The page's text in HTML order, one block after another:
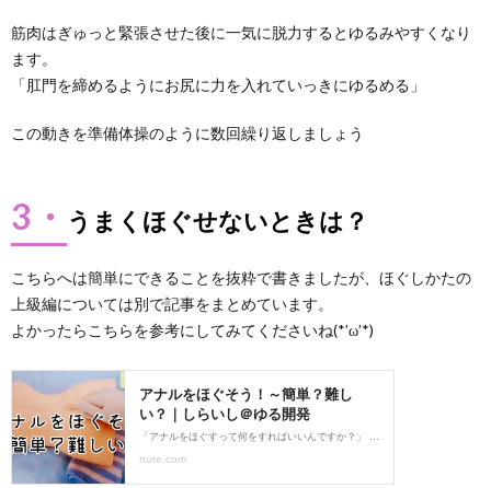
筋肉はぎゅっと緊張させた後に一気に脱力するとゆるみやすくなり
ます。
「肛門を締めるようにお尻に力を入れていっきにゆるめる」
この動きを準備体操のように数回繰り返しましょう
3・ うまくほぐせないときは？
こちらへは簡単にできることを抜粋で書きましたが、ほぐしかたの
上級編については別で記事をまとめています。
よかったらこちらを参考にしてみてくださいね(*’ω’*)